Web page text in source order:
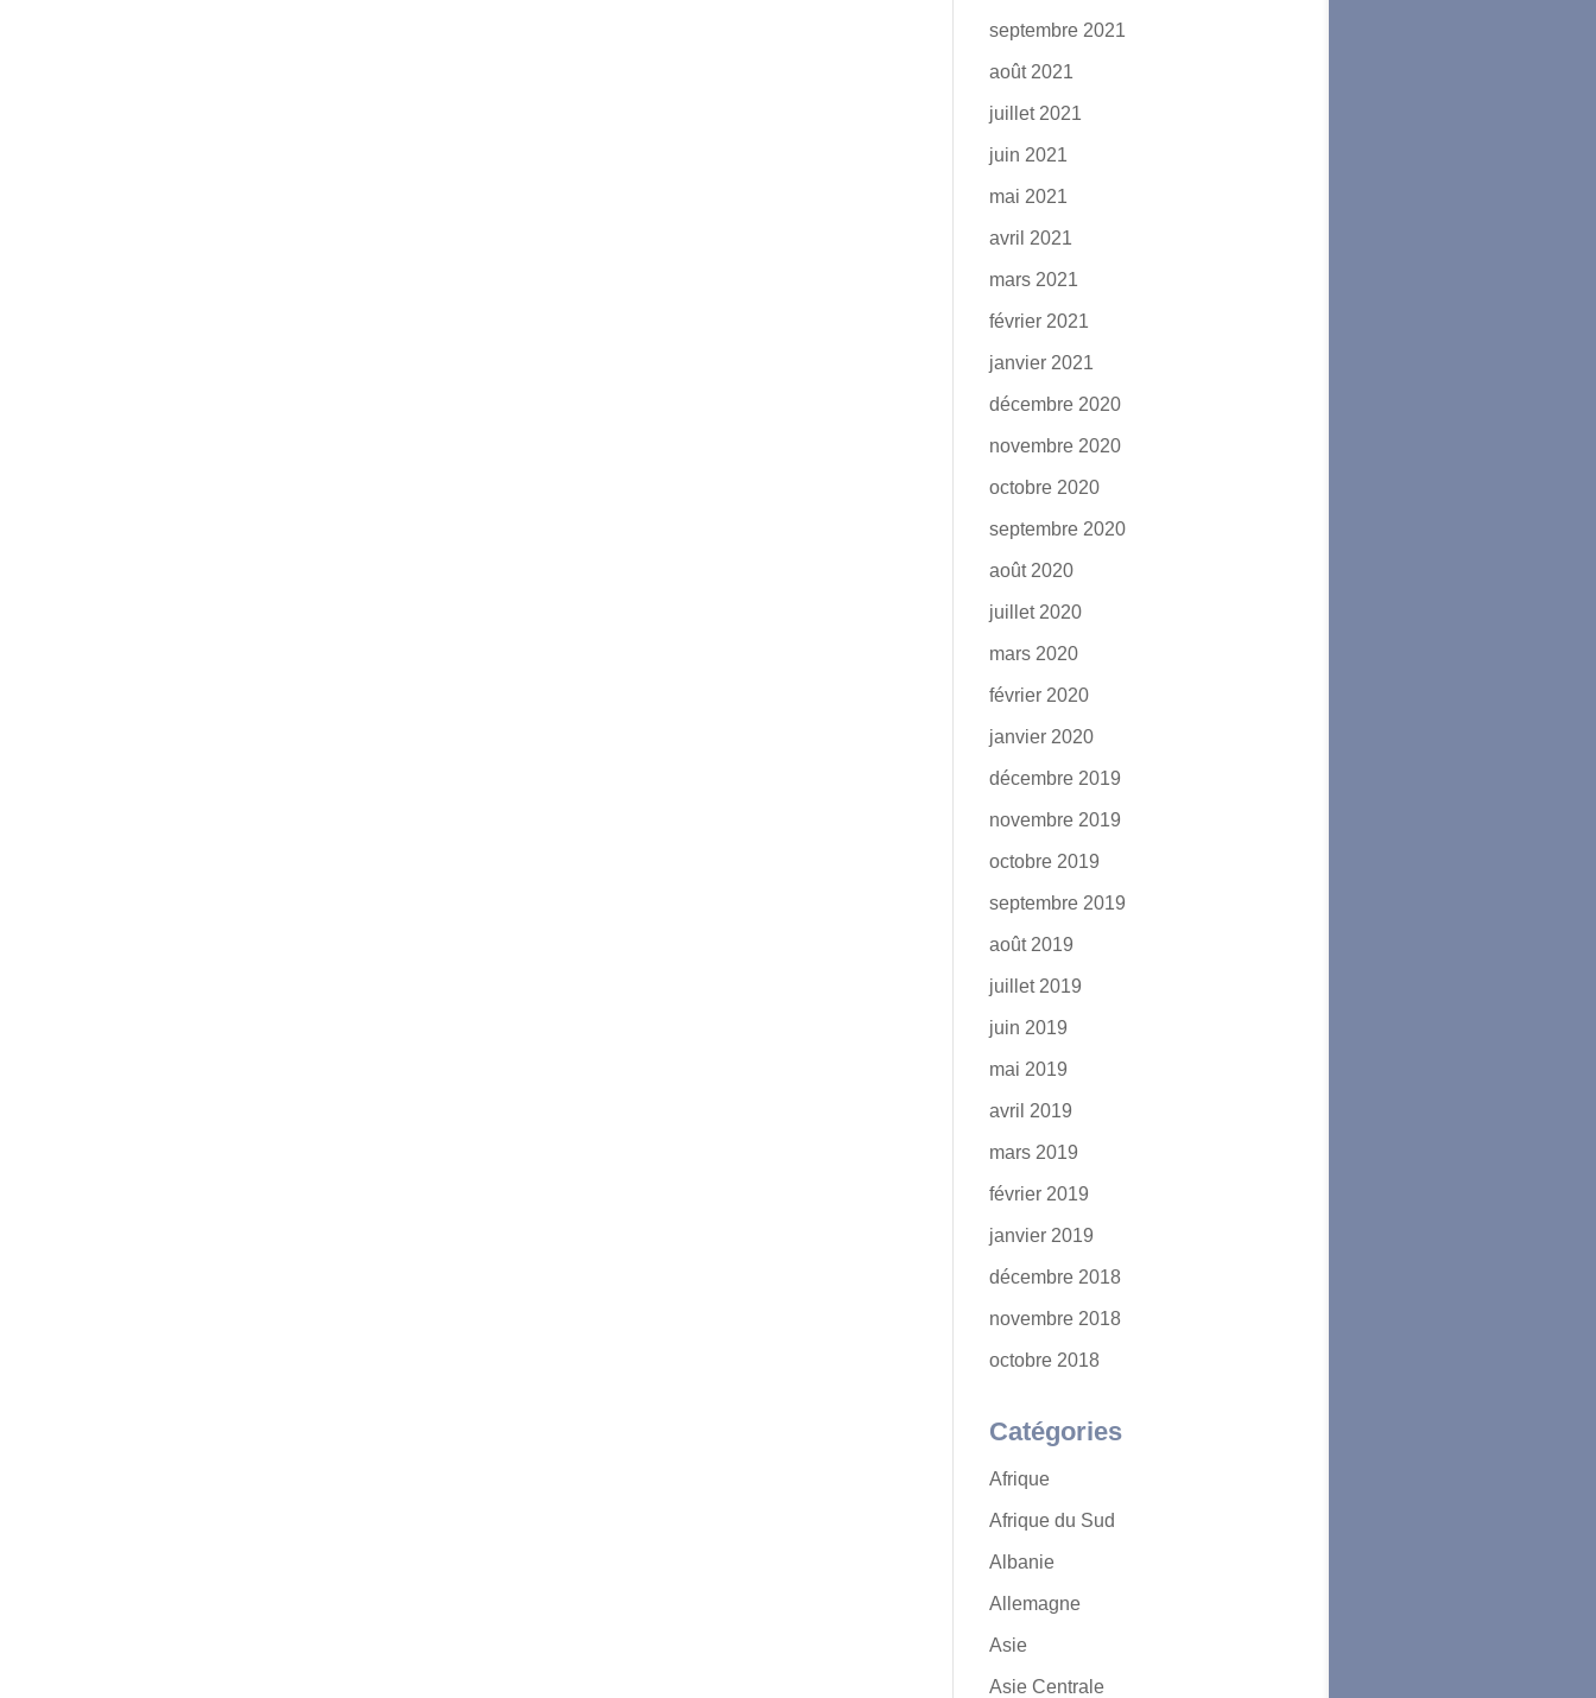
septembre 2021
août 2021
juillet 2021
juin 2021
mai 2021
avril 2021
mars 2021
février 2021
janvier 2021
décembre 2020
novembre 2020
octobre 2020
septembre 2020
août 2020
juillet 2020
mars 2020
février 2020
janvier 2020
décembre 2019
novembre 2019
octobre 2019
septembre 2019
août 2019
juillet 2019
juin 2019
mai 2019
avril 2019
mars 2019
février 2019
janvier 2019
décembre 2018
novembre 2018
octobre 2018
Catégories
Afrique
Afrique du Sud
Albanie
Allemagne
Asie
Asie Centrale